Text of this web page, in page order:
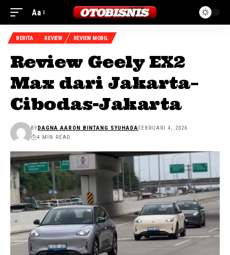
Aa
BERITA REVIEW REVIEW MOBIL
Review Geely EX2
Max dari Jakarta–
Cibodas-Jakarta
BYDAGNA AARON BINTANG SYUHADAFEBRUARI 4, 2026
4 MIN READ